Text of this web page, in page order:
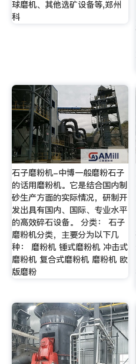
球磨机、其他选矿设备等,郑州
科
石子磨粉机-中博一般磨粉石子
的话用磨粉机。它是结合国内制
砂生产方面的实际情况，研制开
发出具有国内、国际、专业水平
的高效碎石设备。 分类： 石子
磨粉机分类，主要分为以下几
种： 磨粉机 锤式磨粉机 冲击式
磨粉机 复合式磨粉机 磨粉机 欧
版磨粉